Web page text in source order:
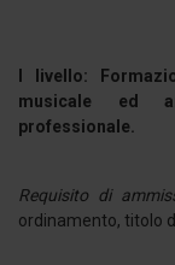
I livello:
musicale ed
professionale.
Requisito di
ordinamento, titolo